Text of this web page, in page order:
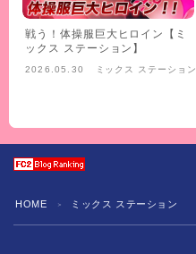
戦う！体操服巨大ヒロイン【ミ
ックス ステーション】
2026.05.30 ミックス ステーション
HOME ＞ ミックス ステーション